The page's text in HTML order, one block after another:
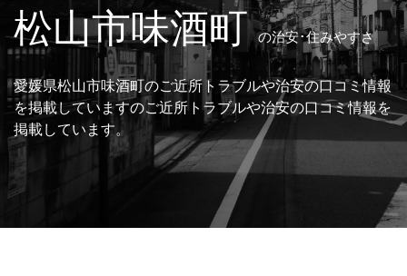
松山市味酒町の治安･住みやすさ
愛媛県松山市味酒町のご近所トラブルや治安の口コミ情報
を掲載していますのご近所トラブルや治安の口コミ情報を
掲載しています。